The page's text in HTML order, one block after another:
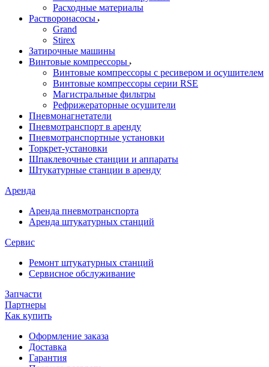
Расходные материалы
Растворонасосы
Grand
Stirex
Затирочные машины
Винтовые компрессоры
Винтовые компрессоры с ресивером и осушителем
Винтовые компрессоры серии RSE
Магистральные фильтры
Рефрижераторные осушители
Пневмонагнетатели
Пневмотранспорт в аренду
Пневмотранспортные установки
Торкрет-установки
Шпаклевочные станции и аппараты
Штукатурные станции в аренду
Аренда
Аренда пневмотранспорта
Аренда штукатурных станций
Сервис
Ремонт штукатурных станций
Сервисное обслуживание
Запчасти
Партнеры
Как купить
Оформление заказа
Доставка
Гарантия